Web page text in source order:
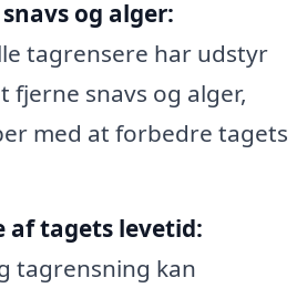
og alger:
tagrensere har udstyr
fjerne snavs og alger,
med at forbedre tagets
af tagets levetid:
tagrensning kan